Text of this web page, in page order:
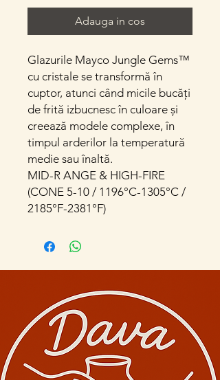
Adauga in cos
Glazurile Mayco Jungle Gems™
cu cristale se transformă în
cuptor, atunci când micile bucăți
de frită izbucnesc în culoare și
creează modele complexe, în
timpul arderilor la temperatură
medie sau înaltă.
MID-R ANGE & HIGH-FIRE
(CONE 5-10 / 1196°C-1305°C /
2185°F-2381°F)